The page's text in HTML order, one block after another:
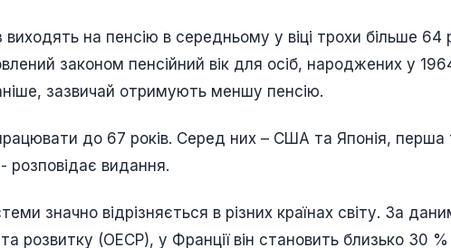
на пенсію в середньому у віці трохи більше 64
законом пенсійний вік для осіб, народжених у
зазвичай отримують меншу пенсію.
до 67 років. Серед них – США та Японія, перша
розповідає видання.
значно відрізняється в різних країнах світу. За
та розвитку (ОЕСР), у Франції він становить близько 30 %